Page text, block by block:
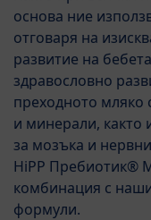
основа ние
отговаря на
развитие на
здравословно
преходното
и минерали, както
за мозъка и
HiPP Пребиотик®
комбинация с
формули.